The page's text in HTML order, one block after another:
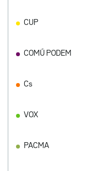
CUP
COMÚ PODEM
Cs
VOX
PACMA